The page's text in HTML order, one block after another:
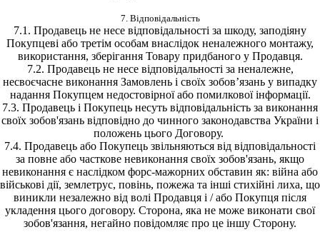
7. Відповідальність
7.1. Продавець не несе відповідальності за шкоду, заподіяну
Покупцеві або третім особам внаслідок неналежного монтажу,
використання, зберігання Товару придбаного у Продавця.
7.2. Продавець не несе відповідальності за неналежне,
несвоєчасне виконання Замовлень і своїх зобов’язань у випадку
надання Покупцем недостовірної або помилкової інформації.
7.3. Продавець і Покупець несуть відповідальність за виконання
своїх зобов'язань відповідно до чинного законодавства України і
положень цього Договору.
7.4. Продавець або Покупець звільняються від відповідальності
за повне або часткове невиконання своїх зобов'язань, якщо
невиконання є наслідком форс-мажорних обставин як: війна або
військові дії, землетрус, повінь, пожежа та інші стихійні лиха, що
виникли незалежно від волі Продавця і / або Покупця після
укладення цього договору. Сторона, яка не може виконати свої
зобов'язання, негайно повідомляє про це іншу Сторону.